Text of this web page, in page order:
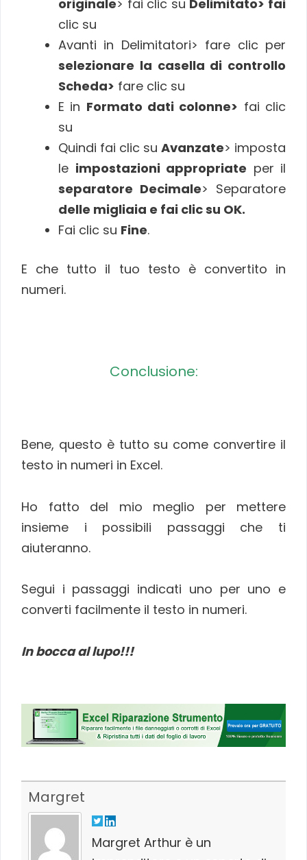
originale> fai clic su Delimitato> fai
clic su
Avanti in Delimitatori> fare clic per
selezionare la casella di controllo
Scheda> fare clic su
E in Formato dati colonne> fai clic
su
Quindi fai clic su Avanzate> imposta
le impostazioni appropriate per il
separatore Decimale> Separatore
delle migliaia e fai clic su OK.
Fai clic su Fine.
E che tutto il tuo testo è convertito in
numeri.
Conclusione:
Bene, questo è tutto su come convertire il
testo in numeri in Excel.
Ho fatto del mio meglio per mettere
insieme i possibili passaggi che ti
aiuteranno.
Segui i passaggi indicati uno per uno e
converti facilmente il testo in numeri.
In bocca al lupo!!!
Margret
Margret Arthur è un